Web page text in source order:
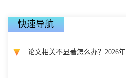
快速导航
论文相关不显著怎么办？2026